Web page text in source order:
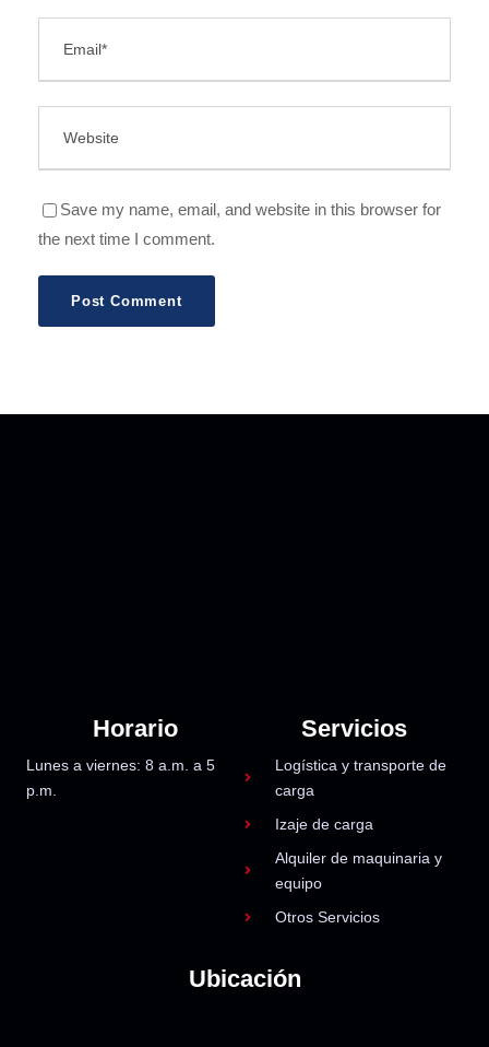
Save my name, email, and website in this browser for
the next time I comment.
Horario
Lunes a viernes: 8 a.m. a 5
p.m.
Servicios
Logística y transporte de
carga
Izaje de carga
Alquiler de maquinaria y
equipo
Otros Servicios
Ubicación